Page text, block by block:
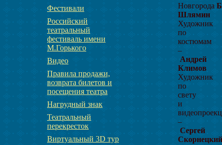
Фестивали
Российский
театральный
фестиваль имени
М.Горького
Видео
Правила продажи,
возврата билетов и
посещения театра
Нагрудный знак
Театральный
перекресток
Виртуальный 3D тур
Новгорода
Шлямин
Художник
по
костюмам
–
Андрей
Климов
Художник
по
свету
и
–
Сергей
Скорнецкий